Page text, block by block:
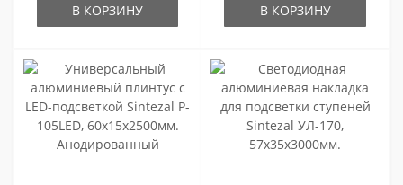
В КОРЗИНУ В КОРЗИНУ